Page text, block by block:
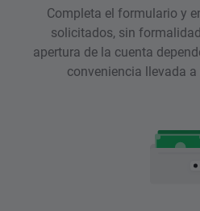
Completa el formulario y
solicitados, sin
apertura de la cuenta
conveniencia llevada